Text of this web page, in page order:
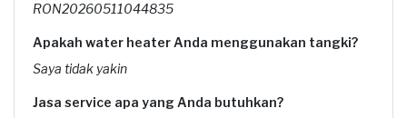
RON20260511044835
Apakah water heater Anda menggunakan tangki?
Saya tidak yakin
Jasa service apa yang Anda butuhkan?